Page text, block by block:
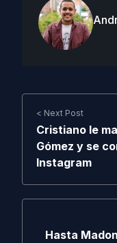
< Next Post
Cristiano le
Gómez y se
Instagram
Hasta